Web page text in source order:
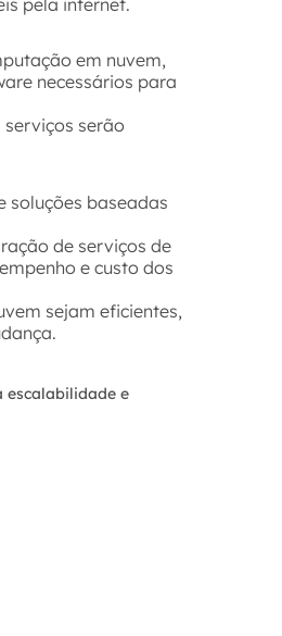
pela internet.
em nuvem,
necessários para
serão
soluções baseadas
de serviços de
e custo dos
sejam eficientes,